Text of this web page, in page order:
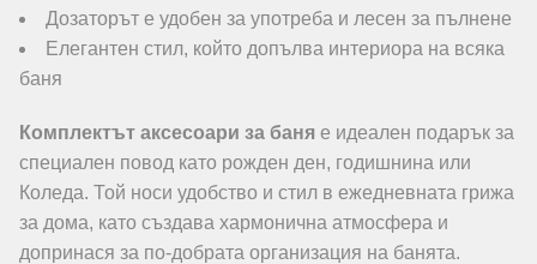
Дозаторът е удобен за употреба и лесен за пълнене
Елегантен стил, който допълва интериора на всяка
баня
Комплектът аксесоари за баня е идеален подарък за
специален повод като рожден ден, годишнина или
Коледа. Той носи удобство и стил в ежедневната грижа
за дома, като създава хармонична атмосфера и
допринася за по-добрата организация на банята.